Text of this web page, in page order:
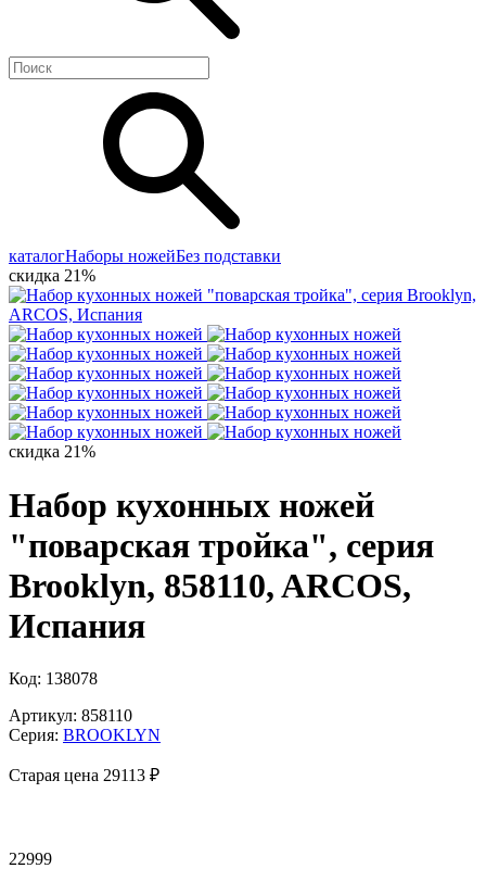
каталогНаборы ножейБез подставки
скидка 21%
скидка 21%
Набор кухонных ножей
"поварская тройка", серия
Brooklyn, 858110, ARCOS,
Испания
Код: 138078
Артикул: 858110
Серия: BROOKLYN
Старая цена 29113 ₽
22999